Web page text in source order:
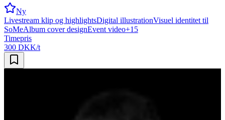
Ny
Livestream klip og highlightsDigital illustrationVisuel identitet til
SoMeAlbum cover designEvent video+15
Timepris
300 DKK/t